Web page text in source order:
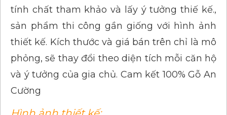
tính chất tham khảo và lấy ý tưởng thiế kế.,
sản phẩm thi công gần giống với hình ảnh
thiết kế. Kích thước và giá bán trên chỉ là mô
phỏng, sẽ thay đổi theo diện tích mỗi căn hộ
và ý tưởng của gia chủ. Cam kết 100% Gỗ An
Cường